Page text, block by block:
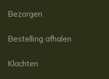
Bezorgen
Bestelling afhalen
Klachten